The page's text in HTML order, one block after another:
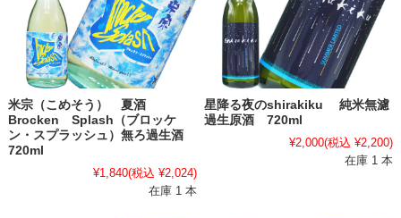
米宗（こめそう） 夏酒
Brocken Splash（ブロッケ
ン・スプラッシュ）無ろ過生酒
720ml
¥1,840(税込 ¥2,024)
在庫 1 本
星降る夜のshirakiku 純米無濾
過生原酒 720ml
¥2,000(税込 ¥2,200)
在庫 1 本